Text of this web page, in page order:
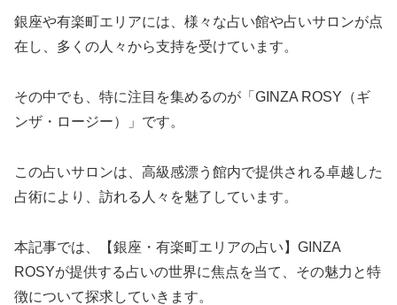
銀座や有楽町エリアには、様々な占い館や占いサロンが点
在し、多くの人々から支持を受けています。
その中でも、特に注目を集めるのが「GINZA ROSY（ギ
ンザ・ロージー）」です。
この占いサロンは、高級感漂う館内で提供される卓越した
占術により、訪れる人々を魅了しています。
本記事では、【銀座・有楽町エリアの占い】GINZA
ROSYが提供する占いの世界に焦点を当て、その魅力と特
徴について探求していきます。